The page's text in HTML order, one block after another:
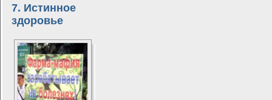
7. Истинное
здоровье